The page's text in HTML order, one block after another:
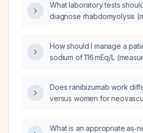
What laboratory tests
diagnose rhabdomyolysis
How should I manage a
sodium of 116 mEq/L
Does ranibizumab work
versus women for
What is an appropriate